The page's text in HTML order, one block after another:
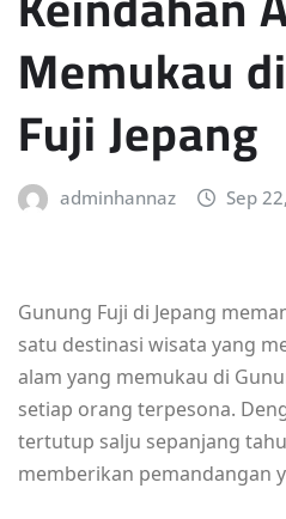
Memukau
Fuji Jepang
adminhannaz Sep
Gunung Fuji di Jepang
satu destinasi wisata yang
alam yang memukau di
setiap orang terpesona.
tertutup salju sepanjang
memberikan pemandangan